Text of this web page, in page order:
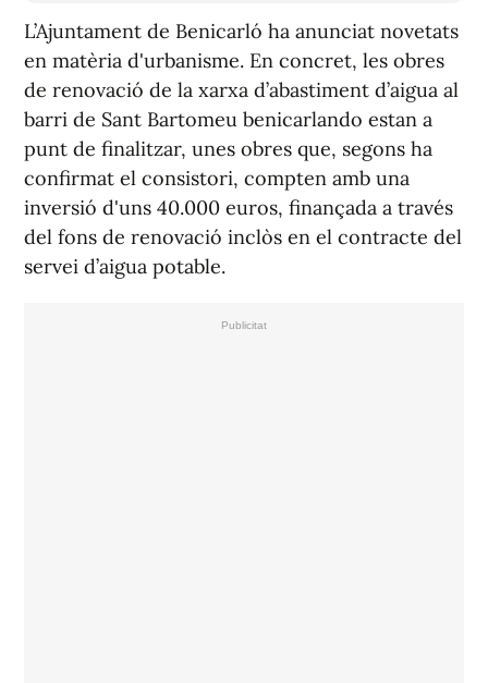
L’Ajuntament de Benicarló ha anunciat novetats
en matèria d'urbanisme. En concret, les obres
de renovació de la xarxa d’abastiment d’aigua al
barri de Sant Bartomeu benicarlando estan a
punt de finalitzar, unes obres que, segons ha
confirmat el consistori, compten amb una
inversió d'uns 40.000 euros, finançada a través
del fons de renovació inclòs en el contracte del
servei d’aigua potable.